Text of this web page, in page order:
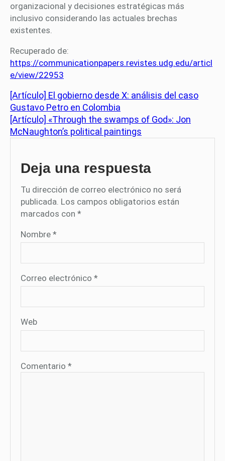
organizacional y decisiones estratégicas más
inclusivo considerando las actuales brechas
existentes.
Recuperado de:
https://communicationpapers.revistes.udg.edu/articl
e/view/22953
[Artículo] El gobierno desde X: análisis del caso
Gustavo Petro en Colombia
[Artículo] «Through the swamps of God»: Jon
McNaughton’s political paintings
Deja una respuesta
Tu dirección de correo electrónico no será
publicada. Los campos obligatorios están
marcados con *
Nombre *
Correo electrónico *
Web
Comentario *